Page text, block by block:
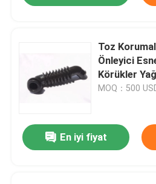
Toz
Önleyici
Körükler
MOQ：500
En iyi fiyat